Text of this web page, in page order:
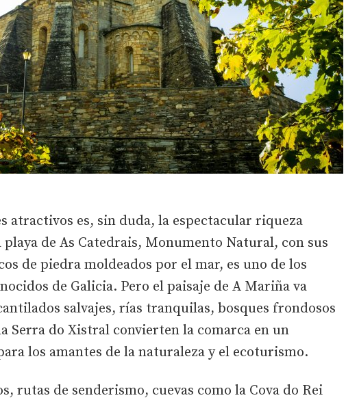
atractivos es, sin duda, la espectacular riqueza
de As Catedrais, Monumento Natural, con sus
de piedra moldeados por el mar, es uno de los
de Galicia. Pero el paisaje de A Mariña va
salvajes, rías tranquilas, bosques frondosos
Serra do Xistral convierten la comarca en un
los amantes de la naturaleza y el ecoturismo.
rutas de senderismo, cuevas como la Cova do Rei